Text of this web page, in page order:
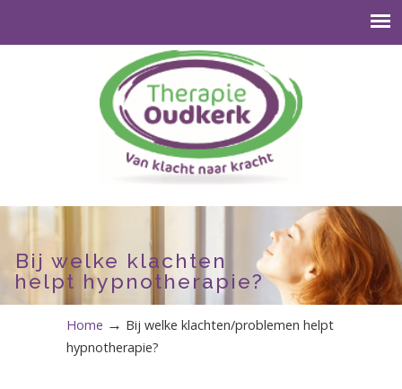
Bij welke klachten
helpt hypnotherapie?
Home → Bij welke klachten/problemen helpt
hypnotherapie?